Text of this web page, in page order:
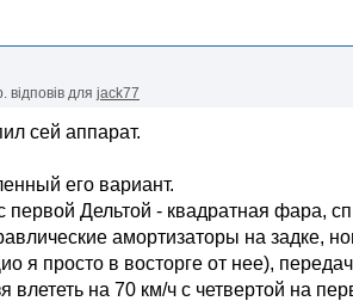
відповів для jack77
сей аппарат.
его вариант.
первой Дельтой - квадратная фара,
амортизаторы на задке,
я просто в восторге от нее),
влететь на 70 км/ч с четвертой на